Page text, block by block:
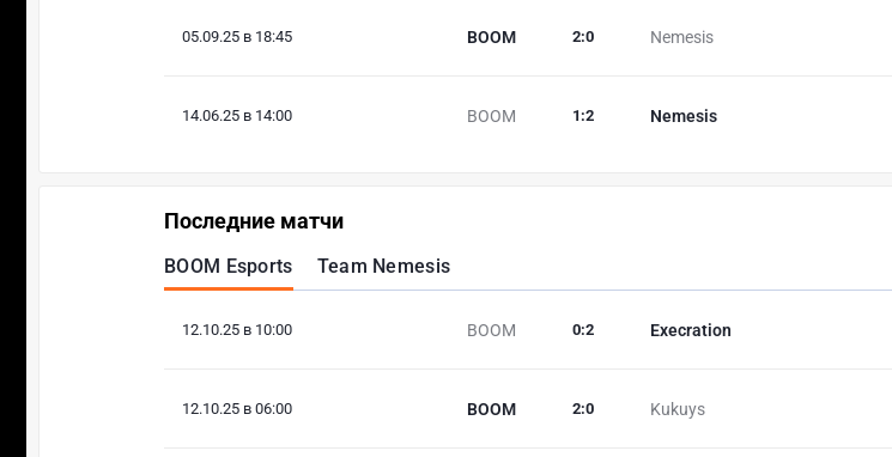
05.09.25 в 18:45 BOOM Nemesis
2:0
14.06.25 в 14:00 BOOM Nemesis
1 :2
Последние матчи
BOOM Esports Team Nemesis
12.10.25 в 10:00 BOOM Execration
0:2
12.10.25 в 06:00 BOOM Kukuys
2:0